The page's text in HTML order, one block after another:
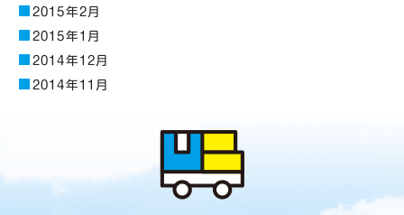
2015年2月
2015年1月
2014年12月
2014年11月